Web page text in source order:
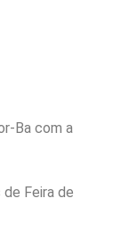
Ba com a
Feira de